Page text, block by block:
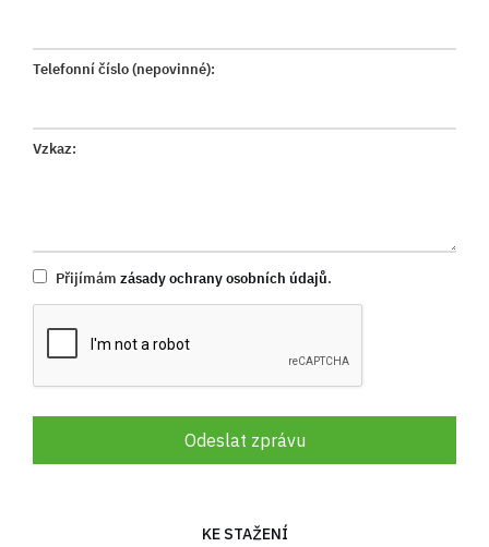
Telefonní číslo (nepovinné):
Vzkaz:
Přijímám zásady ochrany osobních údajů.
Odeslat zprávu
KE STAŽENÍ